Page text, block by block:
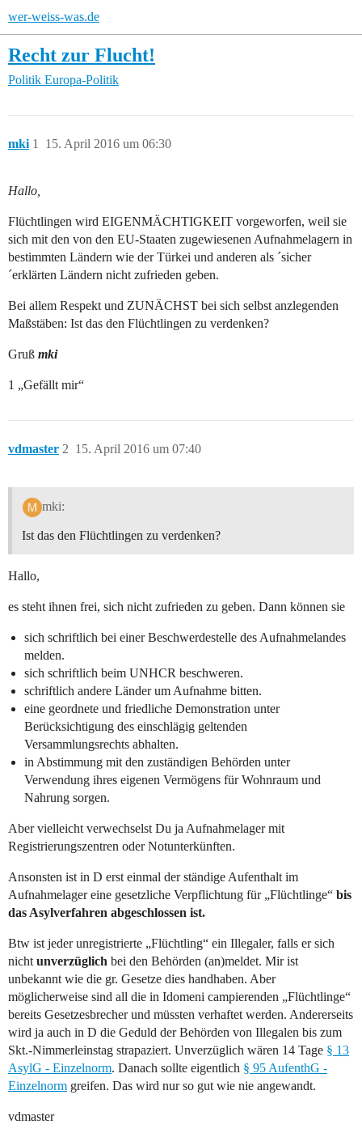
wer-weiss-was.de
Recht zur Flucht!
Politik Europa-Politik
mki 15. April 2016 um 06:30
1
Hallo,
Flüchtlingen wird EIGENMÄCHTIGKEIT vorgeworfen, weil sie
sich mit den von den EU-Staaten zugewiesenen Aufnahmelagern in
bestimmten Ländern wie der Türkei und anderen als ´sicher
´erklärten Ländern nicht zufrieden geben.
Bei allem Respekt und ZUNÄCHST bei sich selbst anzlegenden
Maßstäben: Ist das den Flüchtlingen zu verdenken?
Gruß mki
1 „Gefällt mir“
vdmaster 15. April 2016 um 07:40
2
mki:
Ist das den Flüchtlingen zu verdenken?
Hallo,
es steht ihnen frei, sich nicht zufrieden zu geben. Dann können sie
sich schriftlich bei einer Beschwerdestelle des Aufnahmelandes
melden.
sich schriftlich beim UNHCR beschweren.
schriftlich andere Länder um Aufnahme bitten.
eine geordnete und friedliche Demonstration unter
Berücksichtigung des einschlägig geltenden
Versammlungsrechts abhalten.
in Abstimmung mit den zuständigen Behörden unter
Verwendung ihres eigenen Vermögens für Wohnraum und
Nahrung sorgen.
Aber vielleicht verwechselst Du ja Aufnahmelager mit
Registrierungszentren oder Notunterkünften.
Ansonsten ist in D erst einmal der ständige Aufenthalt im
Aufnahmelager eine gesetzliche Verpflichtung für „Flüchtlinge“ bis
das Asylverfahren abgeschlossen ist.
Btw ist jeder unregistrierte „Flüchtling“ ein Illegaler, falls er sich
nicht unverzüglich bei den Behörden (an)meldet. Mir ist
unbekannt wie die gr. Gesetze dies handhaben. Aber
möglicherweise sind all die in Idomeni campierenden „Flüchtlinge“
bereits Gesetzesbrecher und müssten verhaftet werden. Andererseits
wird ja auch in D die Geduld der Behörden von Illegalen bis zum
Skt.-Nimmerleinstag strapaziert. Unverzüglich wären 14 Tage § 13
AsylG - Einzelnorm. Danach sollte eigentlich § 95 AufenthG -
Einzelnorm greifen. Das wird nur so gut wie nie angewandt.
vdmaster